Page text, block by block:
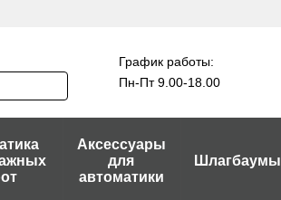
График работы:
Пн-Пт 9.00-18.00
Аксессуары
для
автоматики
Шлагбаумы